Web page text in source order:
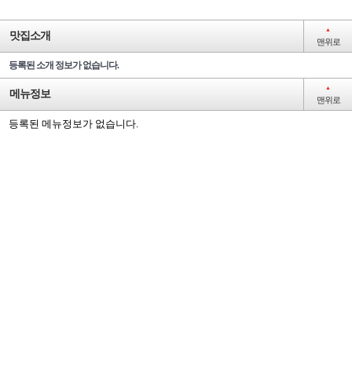
맛집소개 ▲
맨위로
등록된 소개 정보가 없습니다.
메뉴정보 ▲
맨위로
등록된 메뉴정보가 없습니다.